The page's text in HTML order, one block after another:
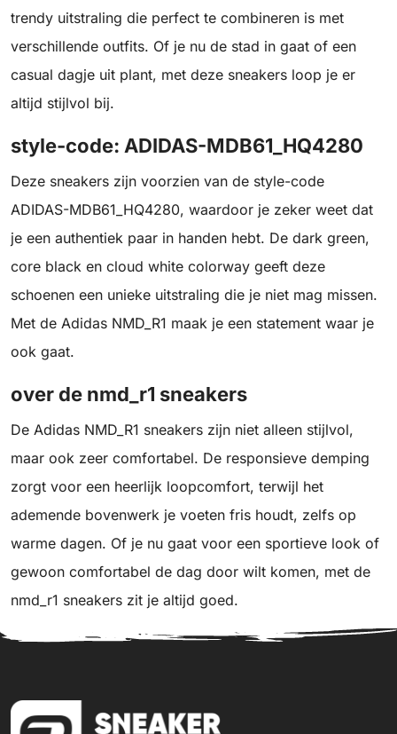
trendy uitstraling die perfect te combineren is met
verschillende outfits. Of je nu de stad in gaat of een
casual dagje uit plant, met deze sneakers loop je er
altijd stijlvol bij.
style-code: ADIDAS-MDB61_HQ4280
Deze sneakers zijn voorzien van de style-code
ADIDAS-MDB61_HQ4280, waardoor je zeker weet dat
je een authentiek paar in handen hebt. De dark green,
core black en cloud white colorway geeft deze
schoenen een unieke uitstraling die je niet mag missen.
Met de Adidas NMD_R1 maak je een statement waar je
ook gaat.
over de nmd_r1 sneakers
De Adidas NMD_R1 sneakers zijn niet alleen stijlvol,
maar ook zeer comfortabel. De responsieve demping
zorgt voor een heerlijk loopcomfort, terwijl het
ademende bovenwerk je voeten fris houdt, zelfs op
warme dagen. Of je nu gaat voor een sportieve look of
gewoon comfortabel de dag door wilt komen, met de
nmd_r1 sneakers zit je altijd goed.